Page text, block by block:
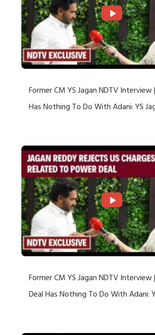
Former CM YS Jagan NDTV
Has Nothing To Do With Adani: YS
Former CM YS Jagan NDTV
Deal Has Nothing To Do With Adani: